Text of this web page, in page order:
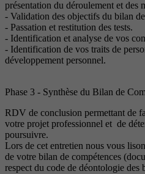
présentation du déroulement et des
- Validation des objectifs du bilan
- Passation et restitution des tests.
- Identification et analyse de vos
- Identification de vos traits de
développement personnel.
Phase 3 - Synthèse du Bilan de
RDV de conclusion permettant de
votre projet professionnel et de
poursuivre.
Lors de cet entretien nous vous
de votre bilan de compétences
respect du code de déontologie des